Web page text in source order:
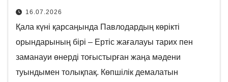
16.07.2026
Қала күні қарсаңында Павлодардың көрікті
орындарының бірі – Ертіс жағалауы тарих пен
заманауи өнерді тоғыстырған жаңа мәдени
туындымен толықпақ. Көпшілік демалатын